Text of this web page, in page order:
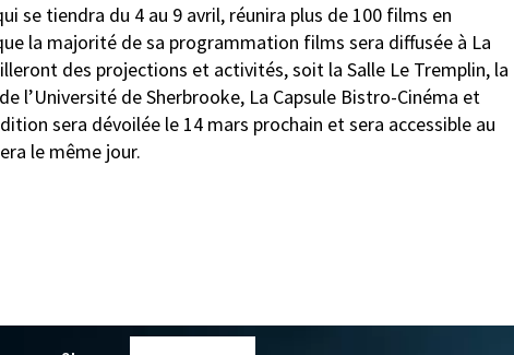
se tiendra du 4 au 9 avril, réunira plus de 100 films en
la majorité de sa programmation films sera diffusée à La
des projections et activités, soit la Salle Le Tremplin, la
l’Université de Sherbrooke, La Capsule Bistro-Cinéma et
sera dévoilée le 14 mars prochain et sera accessible au
le même jour.